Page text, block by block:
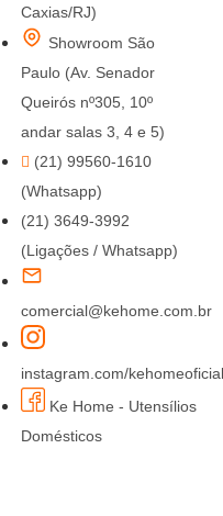
Caxias/RJ)
Showroom São
Paulo (Av. Senador
Queirós nº305, 10º
andar salas 3, 4 e 5)
(21) 99560-1610
(Whatsapp)
(21) 3649-3992
(Ligações / Whatsapp)
comercial@kehome.com.br
instagram.com/kehomeoficial
Ke Home - Utensílios
Domésticos